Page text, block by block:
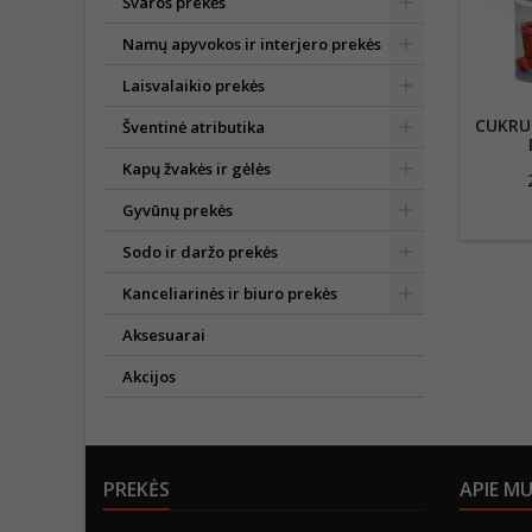
Namų apyvokos ir interjero prekės
Laisvalaikio prekės
Šventinė atributika
Kapų žvakės ir gėlės
Gyvūnų prekės
Sodo ir daržo prekės
Kanceliarinės ir biuro prekės
Aksesuarai
Akcijos
PREKĖS APIE